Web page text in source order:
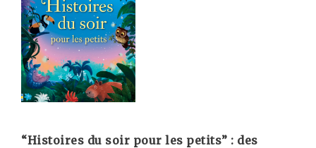
“Histoires du soir pour les petits” : des